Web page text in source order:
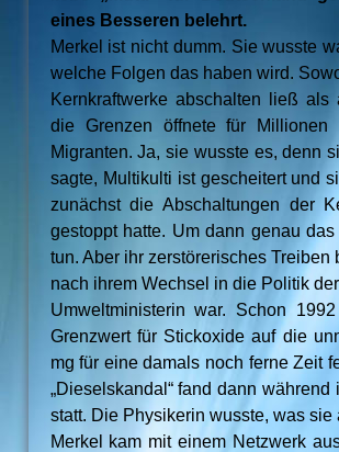
eines Besseren belehrt.
Merkel ist nicht dumm. Sie wusste
welche Folgen das haben wird.
Kernkraftwerke abschalten ließ als
die Grenzen öffnete für Millionen
Migranten. Ja, sie wusste es, denn
sagte, Multikulti ist gescheitert und
zunächst die Abschaltungen der
gestoppt hatte. Um dann genau
tun. Aber ihr zerstörerisches Treiben
nach ihrem Wechsel in die Politik
Umweltministerin war. Schon
Grenzwert für Stickoxide auf die
mg für eine damals noch ferne Zeit
„Dieselskandal“ fand dann während
statt. Die Physikerin wusste, was sie
Merkel kam mit einem Netzwerk